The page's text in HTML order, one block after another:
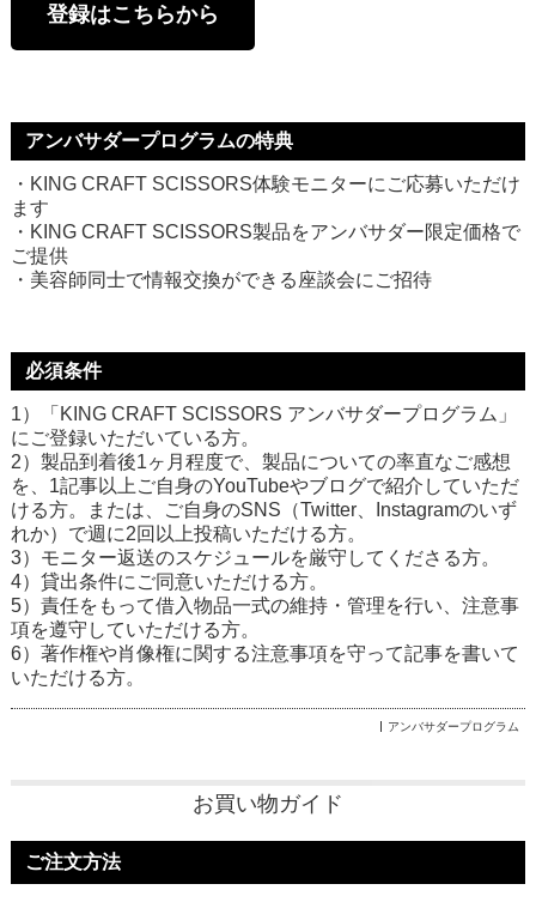
登録はこちらから
アンバサダープログラムの特典
・ KING CRAFT SCISSORS体験モニターにご応募いただけ
ます
・ KING CRAFT SCISSORS製品をアンバサダー限定価格で
ご提供
・美容師同士で情報交換ができる座談会にご招待
必須条件
1）「KING CRAFT SCISSORS アンバサダープログラム」
にご登録いただいている方。
2）製品到着後1ヶ月程度で、製品についての率直なご感想
を、1記事以上ご自身のYouTubeやブログで紹介していただ
ける方。または、ご自身のSNS（Twitter、Instagramのいず
れか）で週に2回以上投稿いただける方。
3）モニター返送のスケジュールを厳守してくださる方。
4）貸出条件にご同意いただける方。
5）責任をもって借入物品一式の維持・管理を行い、注意事
項を遵守していただける方。
6）著作権や肖像権に関する注意事項を守って記事を書いて
いただける方。
アンバサダープログラム
お買い物ガイド
ご注文方法